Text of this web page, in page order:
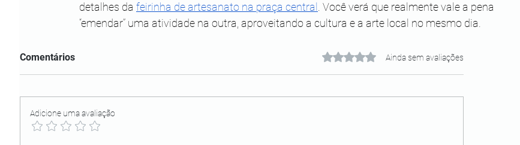
detalhes da feirinha de artesanato na praça central
. Você verá que realmente vale a pena
“emendar” uma atividade na outra, aproveitando a cultura e a arte local no mesmo dia.
Comentários Avaliado com 0 de 5 estrelas.
Ainda sem avaliações
Adicione uma avaliação